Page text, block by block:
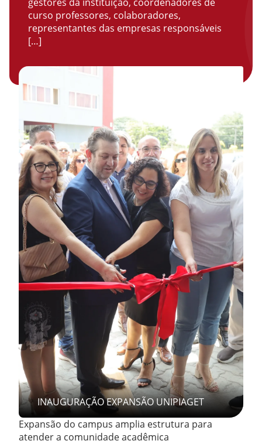
curso professores, colaboradores,
representantes das empresas responsáveis
[…]
INAUGURAÇÃO EXPANSÃO UNIPIAGET
Expansão do campus amplia estrutura para
atender a comunidade acadêmica